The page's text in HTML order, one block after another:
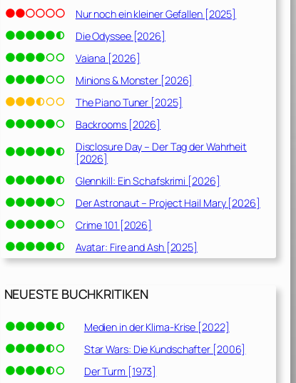
Nur noch ein kleiner Gefallen [2025]
Die Odyssee [2026]
Vaiana [2026]
Minions & Monster [2026]
The Piano Tuner [2025]
Backrooms [2026]
Disclosure Day – Der Tag der Wahrheit
[2026]
Glennkill: Ein Schafskrimi [2026]
Der Astronaut – Project Hail Mary [2026]
Crime 101 [2026]
Avatar: Fire and Ash [2025]
NEUESTE BUCHKRITIKEN
Medien in der Klima-Krise [2022]
Star Wars: Die Kundschafter [2006]
Der Turm [1973]